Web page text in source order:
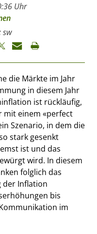
Uhr
sw
die Märkte im Jahr
in diesem Jahr
ist rückläufig,
mit einem «perfect
Szenario, in dem die
stark gesenkt
ist und das
wird. In diesem
folglich das
der Inflation
bis
im